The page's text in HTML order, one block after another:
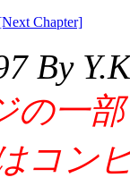
Chapter]
By
の一
コン